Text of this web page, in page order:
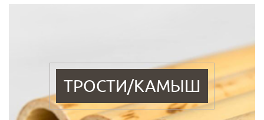
ТРОСТИ/КАМЫШ